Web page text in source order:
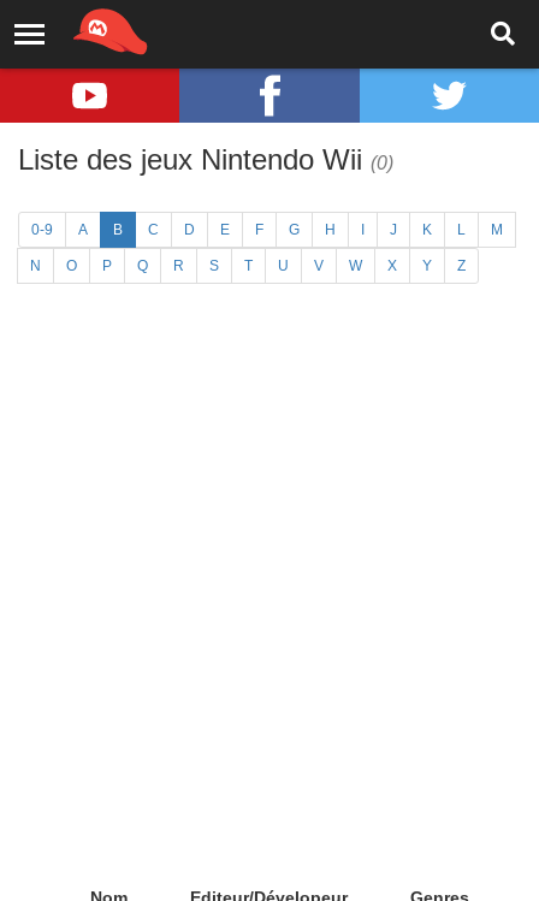
Liste des jeux Nintendo Wii (0)
0-9 A B C D E F G H J K L M
N O P Q R S T U V W X Y Z